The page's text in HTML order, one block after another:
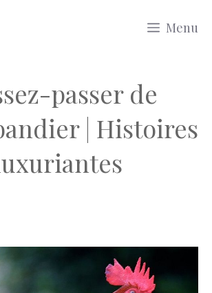
Menu
passer de
| Histoires